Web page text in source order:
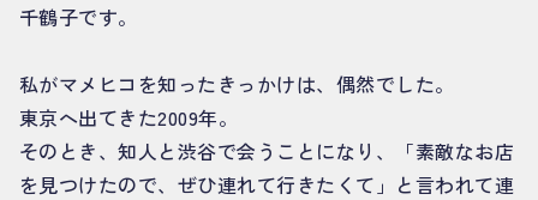
千鶴子です。
私がマメヒコを知ったきっかけは、偶然でした。
東京へ出てきた2009年。
そのとき、知人と渋谷で会うことになり、「素敵なお店
を見つけたので、ぜひ連れて行きたくて」と言われて連